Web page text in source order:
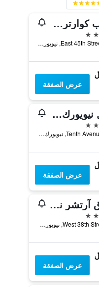
كلوب كوارترز هوتل، جراند سنترال
128 East 45th Street, نيويورك, NY, الولايات المتحدة الأميريكية
عرض الصفقة
يوتل نيويورك تايمز سكوير
570 Tenth Avenue, نيويورك, NY, الولايات المتحدة الأميريكية
عرض الصفقة
فندق آرتشر نيويورك
45 West 38th Street, نيويورك, NY, الولايات المتحدة الأميريكية
عرض الصفقة